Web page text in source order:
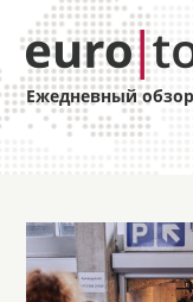
Ежедневный